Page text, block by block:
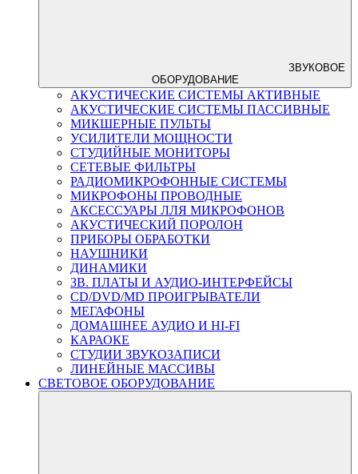
ЗВУКОВОЕ
ОБОРУДОВАНИЕ
АКУСТИЧЕСКИЕ СИСТЕМЫ АКТИВНЫЕ
АКУСТИЧЕСКИЕ СИСТЕМЫ ПАССИВНЫЕ
МИКШЕРНЫЕ ПУЛЬТЫ
УСИЛИТЕЛИ МОЩНОСТИ
СТУДИЙНЫЕ МОНИТОРЫ
СЕТЕВЫЕ ФИЛЬТРЫ
РАДИОМИКРОФОННЫЕ СИСТЕМЫ
МИКРОФОНЫ ПРОВОДНЫЕ
АКСЕССУАРЫ ЛЛЯ МИКРОФОНОВ
АКУСТИЧЕСКИЙ ПОРОЛОН
ПРИБОРЫ ОБРАБОТКИ
НАУШНИКИ
ДИНАМИКИ
ЗВ. ПЛАТЫ И АУДИО-ИНТЕРФЕЙСЫ
CD/DVD/MD ПРОИГРЫВАТЕЛИ
МЕГАФОНЫ
ДОМАШНЕЕ АУДИО И HI-FI
КАРАОКЕ
СТУДИИ ЗВУКОЗАПИСИ
ЛИНЕЙНЫЕ МАССИВЫ
СВЕТОВОЕ ОБОРУДОВАНИЕ